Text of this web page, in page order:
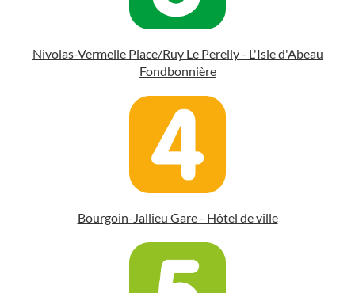
Nivolas-Vermelle Place/Ruy Le Perelly - L'Isle d'Abeau
Fondbonnière
Bourgoin-Jallieu Gare - Hôtel de ville